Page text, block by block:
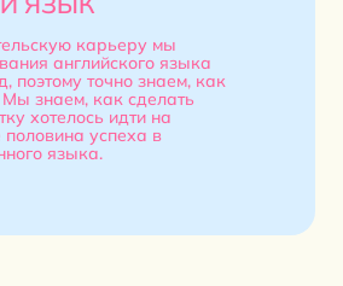
карьеру мы
английского языка
поэтому точно знаем, как
знаем, как сделать
хотелось идти на
половина успеха в
языка.